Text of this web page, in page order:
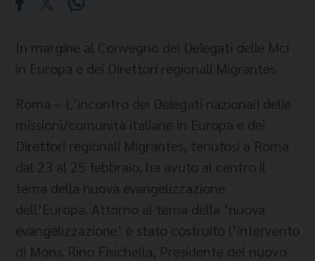
In margine al Convegno dei Delegati delle Mci
in Europa e dei Direttori regionali Migrantes
Roma – L’incontro dei Delegati nazionali delle
missioni/comunità italiane in Europa e dei
Direttori regionali Migrantes, tenutosi a Roma
dal 23 al 25 febbraio, ha avuto al centro il
tema della nuova evangelizzazione
dell’Europa. Attorno al tema della ‘nuova
evangelizzazione’ è stato costruito l’intervento
di Mons. Rino Fisichella, Presidente del nuovo